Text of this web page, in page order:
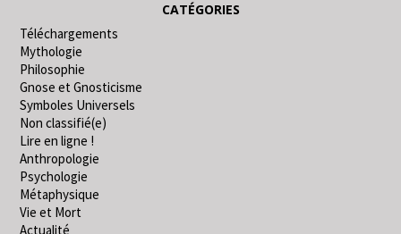
CATÉGORIES
Téléchargements
Mythologie
Philosophie
Gnose et Gnosticisme
Symboles Universels
Non classifié(e)
Lire en ligne !
Anthropologie
Psychologie
Métaphysique
Vie et Mort
Actualité